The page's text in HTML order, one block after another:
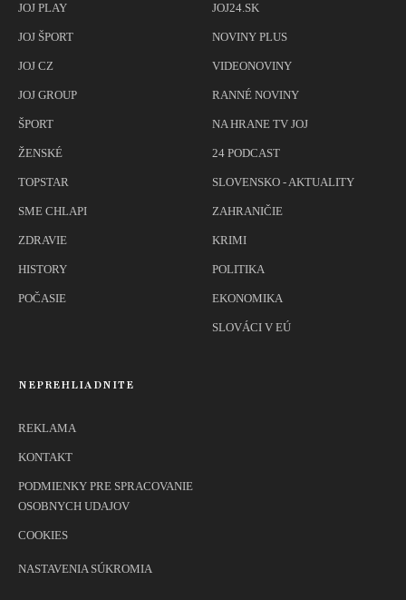
JOJ PLAY
JOJ ŠPORT
JOJ CZ
JOJ GROUP
ŠPORT
ŽENSKÉ
TOPSTAR
SME CHLAPI
ZDRAVIE
HISTORY
POČASIE
JOJ24.SK
NOVINY PLUS
VIDEONOVINY
RANNÉ NOVINY
NA HRANE TV JOJ
24 PODCAST
SLOVENSKO - AKTUALITY
ZAHRANIČIE
KRIMI
POLITIKA
EKONOMIKA
SLOVÁCI V EÚ
NEPREHLIADNITE
REKLAMA
KONTAKT
PODMIENKY PRE SPRACOVANIE
OSOBNYCH UDAJOV
COOKIES
NASTAVENIA SÚKROMIA